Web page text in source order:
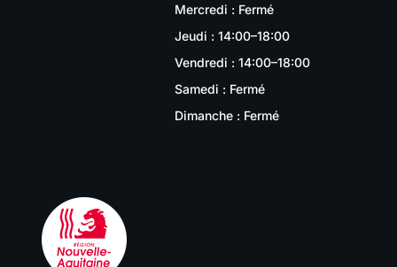
Mercredi : Fermé
Jeudi : 14:00–18:00
Vendredi : 14:00–18:00
Samedi : Fermé
Dimanche : Fermé